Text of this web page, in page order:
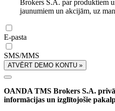
Brokers S.A. par produktiem
jaunumiem un akcijām, uz
E-pasta
SMS/MMS
ATVĒRT DEMO KONTU »
OANDA TMS Brokers S.A.
informācijas un izglītojošie